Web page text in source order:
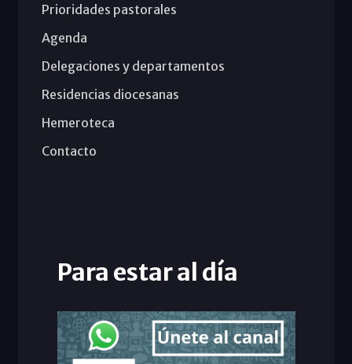
Prioridades pastorales
Agenda
Delegaciones y departamentos
Residencias diocesanas
Hemeroteca
Contacto
Para estar al día